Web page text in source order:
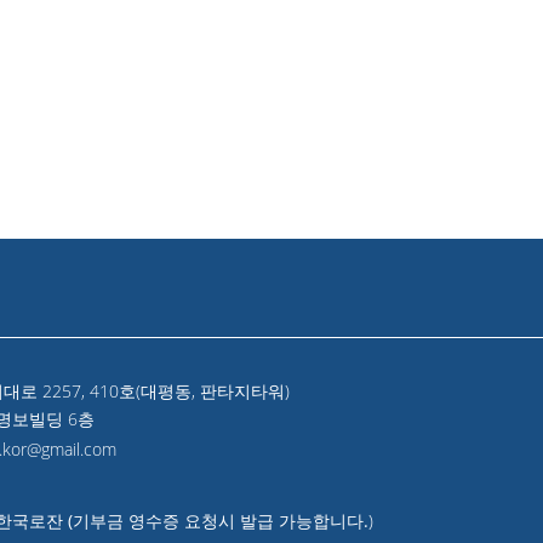
로 2257, 410호(대평동, 판타지타워)
보빌딩 6층
로잔 (기부금 영수증 요청시 발급 가능합니다.)